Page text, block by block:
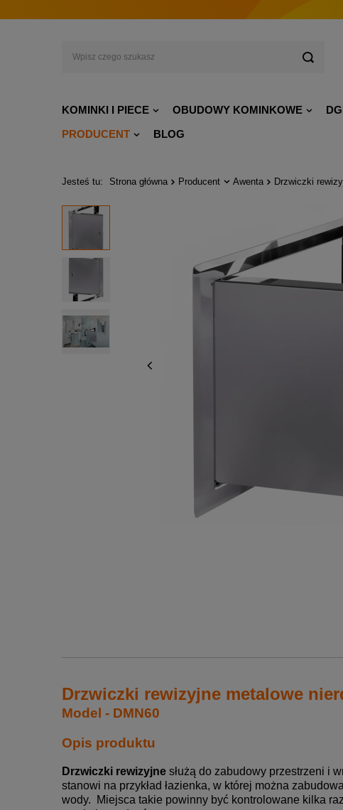
KOMINKI I PIECE OBUDOWY KOMINKOWE
PRODUCENT
BLOG
Jesteś tu: Strona główna Producent Awenta Drzwiczki
Drzwiczki rewizyjne metalowe
Model - DMN60
Opis produktu
Drzwiczki rewizyjne służą do zabudowy przestrzeni i
stanowi na przykład łazienka, w której można
wody. Miejsca takie powinny być kontrolowane kilka